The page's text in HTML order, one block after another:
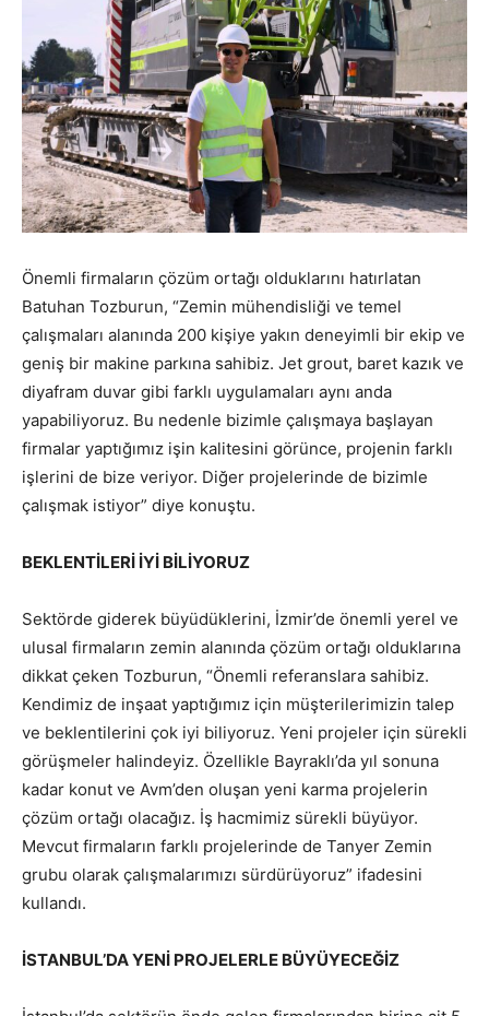
Önemli firmaların çözüm ortağı olduklarını hatırlatan
Batuhan Tozburun, “Zemin mühendisliği ve temel
çalışmaları alanında 200 kişiye yakın deneyimli bir ekip ve
geniş bir makine parkına sahibiz. Jet grout, baret kazık ve
diyafram duvar gibi farklı uygulamaları aynı anda
yapabiliyoruz. Bu nedenle bizimle çalışmaya başlayan
firmalar yaptığımız işin kalitesini görünce, projenin farklı
işlerini de bize veriyor. Diğer projelerinde de bizimle
çalışmak istiyor” diye konuştu.
BEKLENTİLERİ İYİ BİLİYORUZ
Sektörde giderek büyüdüklerini, İzmir’de önemli yerel ve
ulusal firmaların zemin alanında çözüm ortağı olduklarına
dikkat çeken Tozburun, “Önemli referanslara sahibiz.
Kendimiz de inşaat yaptığımız için müşterilerimizin talep
ve beklentilerini çok iyi biliyoruz. Yeni projeler için sürekli
görüşmeler halindeyiz. Özellikle Bayraklı’da yıl sonuna
kadar konut ve Avm’den oluşan yeni karma projelerin
çözüm ortağı olacağız. İş hacmimiz sürekli büyüyor.
Mevcut firmaların farklı projelerinde de Tanyer Zemin
grubu olarak çalışmalarımızı sürdürüyoruz” ifadesini
kullandı.
İSTANBUL’DA YENİ PROJELERLE BÜYÜYECEĞİZ